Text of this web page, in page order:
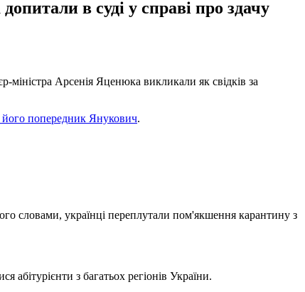
в суді у справі про здачу
Арсенія Яценюка викликали як свідків за
його попередник Янукович.
словами, українці переплутали пом'якшення карантину з
абітурієнти з багатьох регіонів України.